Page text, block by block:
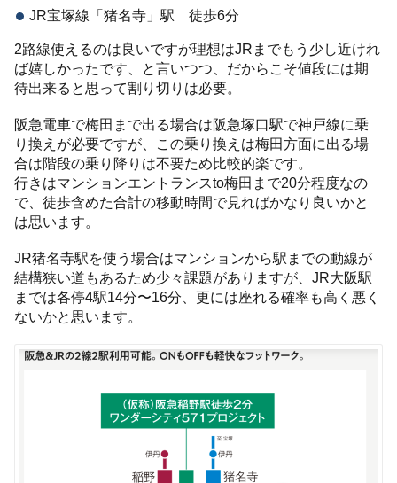
JR宝塚線「猪名寺」駅 徒歩6分
2路線使えるのは良いですが理想はJRまでもう少し近けれ
ば嬉しかったです、と言いつつ、だからこそ値段には期
待出来ると思って割り切りは必要。
阪急電車で梅田まで出る場合は阪急塚口駅で神戸線に乗
り換えが必要ですが、この乗り換えは梅田方面に出る場
合は階段の乗り降りは不要ため比較的楽です。
行きはマンションエントランスto梅田まで20分程度なの
で、徒歩含めた合計の移動時間で見ればかなり良いかと
は思います。
JR猪名寺駅を使う場合はマンションから駅までの動線が
結構狭い道もあるため少々課題がありますが、JR大阪駅
までは各停4駅14分〜16分、更には座れる確率も高く悪く
ないかと思います。